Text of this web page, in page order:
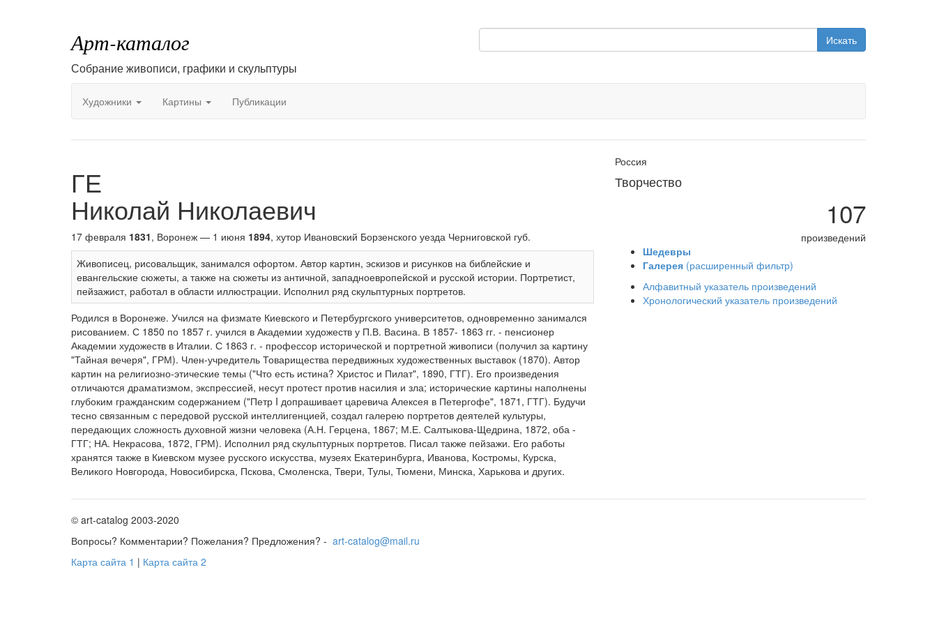
Арт-каталог
Собрание живописи, графики и скульптуры
Искать
Художники Картины Публикации
ГЕ
Николай Николаевич
17 февраля 1831, Воронеж — 1 июня 1894, хутор Ивановский Борзенского уезда Черниговской губ.
Живописец, рисовальщик, занимался офортом. Автор картин, эскизов и рисунков на библейские и
евангельские сюжеты, а также на сюжеты из античной, западноевропейской и русской истории. Портретист,
пейзажист, работал в области иллюстрации. Исполнил ряд скульптурных портретов.
Родился в Воронеже. Учился на физмате Киевского и Петербургского университетов, одновременно занимался
рисованием. С 1850 по 1857 г. учился в Академии художеств у П.В. Васина. В 1857- 1863 гг. - пенсионер
Академии художеств в Италии. С 1863 г. - профессор исторической и портретной живописи (получил за картину
"Тайная вечеря", ГРМ). Член-учредитель Товарищества передвижных художественных выставок (1870). Автор
картин на религиозно-этические темы ("Что есть истина? Христос и Пилат", 1890, ГТГ). Его произведения
отличаются драматизмом, экспрессией, несут протест против насилия и зла; исторические картины наполнены
глубоким гражданским содержанием ("Петр I допрашивает царевича Алексея в Петергофе", 1871, ГТГ). Будучи
тесно связанным с передовой русской интеллигенцией, создал галерею портретов деятелей культуры,
передающих сложность духовной жизни человека (А.Н. Герцена, 1867; М.Е. Салтыкова-Щедрина, 1872, оба -
ГТГ; НА. Некрасова, 1872, ГРМ). Исполнил ряд скульптурных портретов. Писал также пейзажи. Его работы
хранятся также в Киевском музее русского искусства, музеях Екатеринбурга, Иванова, Костромы, Курска,
Великого Новгорода, Новосибирска, Пскова, Смоленска, Твери, Тулы, Тюмени, Минска, Харькова и других.
Россия
Творчество
107
произведений
Шедевры
Галерея (расширенный фильтр)
Алфавитный указатель произведений
Хронологический указатель произведений
© art-catalog 2003-2020
Вопросы? Комментарии? Пожелания? Предложения? - art-catalog@mail.ru
Карта сайта 1 | Карта сайта 2